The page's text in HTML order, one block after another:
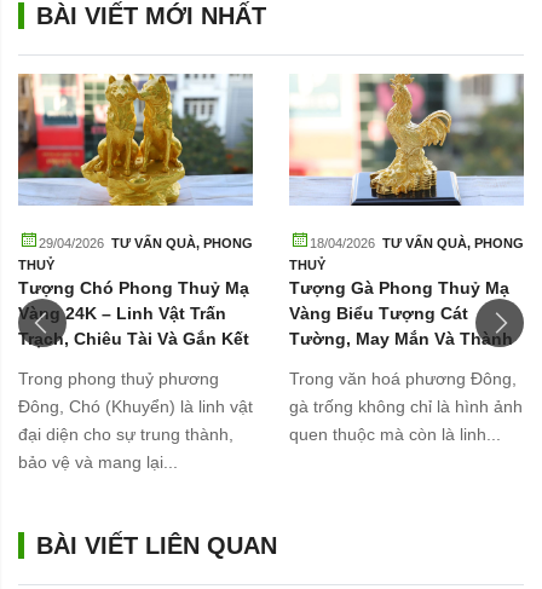
BÀI VIẾT MỚI NHẤT
29/04/2026 TƯ VẤN QUÀ, PHONG
THUỶ
Tượng Chó Phong Thuỷ Mạ
Vàng 24K – Linh Vật Trấn
Trạch, Chiêu Tài Và Gắn Kết
Trong phong thuỷ phương
Đông, Chó (Khuyển) là linh vật
đại diện cho sự trung thành,
bảo vệ và mang lại...
18/04/2026 TƯ VẤN QUÀ, PHONG
THUỶ
Tượng Gà Phong Thuỷ Mạ
Vàng Biểu Tượng Cát
Tường, May Mắn Và Thành
Trong văn hoá phương Đông,
gà trống không chỉ là hình ảnh
quen thuộc mà còn là linh...
BÀI VIẾT LIÊN QUAN